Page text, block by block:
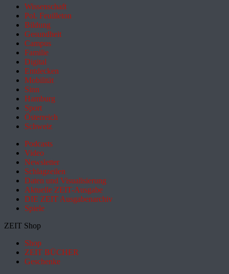
Wissenschaft
Pol. Feuilleton
Bildung
Gesundheit
Campus
Familie
Digital
Entdecken
Mobilität
Sinn
Hamburg
Sport
Österreich
Schweiz
Podcasts
Video
Newsletter
Schlagzeilen
Daten und Visualisierung
Aktuelle ZEIT-Ausgabe
DIE ZEIT Ausgabenarchiv
Spiele
ZEIT Shop
Shop
ZEIT BÜCHER
Geschenke